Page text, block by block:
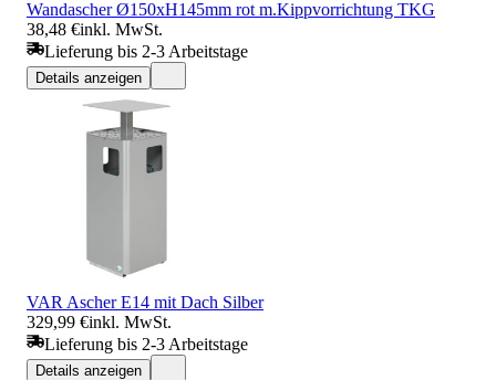
Wandascher Ø150xH145mm rot m.Kippvorrichtung TKG
38,48 €inkl. MwSt.
Lieferung bis 2-3 Arbeitstage
Details anzeigen
VAR Ascher E14 mit Dach Silber
329,99 €inkl. MwSt.
Lieferung bis 2-3 Arbeitstage
Details anzeigen